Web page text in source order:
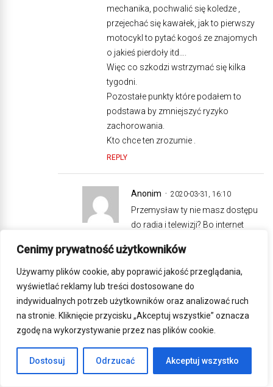
Cenimy prywatność użytkowników
Używamy plików cookie, aby poprawić jakość przeglądania,
wyświetlać reklamy lub treści dostosowane do
indywidualnych potrzeb użytkowników oraz analizować ruch
na stronie. Kliknięcie przycisku „Akceptuj wszystkie” oznacza
zgodę na wykorzystywanie przez nas plików cookie.
Dostosuj Odrzucać Akceptuj wszystko
mechanika, pochwalić się koledze ,
przejechać się kawałek, jak to pierwszy
motocykl to pytać kogoś ze znajomych
o jakieś pierdoły itd….
Więc co szkodzi wstrzymać się kilka
tygodni.
Pozostałe punkty które podałem to
podstawa by zmniejszyć ryzyko
zachorowania.
Kto chce ten zrozumie .
REPLY
Anonim 2020-03-31, 16:10
Przemysław ty nie masz dostępu
do radia i telewizji? Bo internet
szukasz sprawdzonych
informacji.
Nie wiesz co to są nowe
zachowania higieniczne które już
znami zostaną na zawsze przez
tego wirusa.
sekund , nie dotykanie twarzy , nie
podawanie ręki , żółwika , misia itd.